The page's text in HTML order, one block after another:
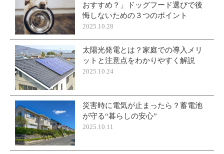
おすすめ？」ドッグフード選びで後
悔しないための３つのポイント
2025.10.28
太陽光発電とは？家庭での導入メリ
ットと注意点をわかりやすく解説
2025.10.24
災害時に電気が止まったら？蓄電池
が守る“暮らしの安心”
2025.10.11